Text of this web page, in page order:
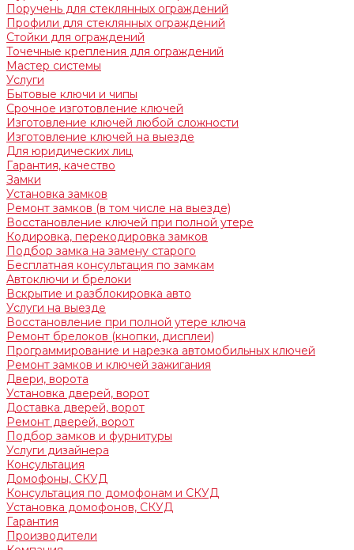
Поручень для стеклянных ограждений
Профили для стеклянных ограждений
Стойки для ограждений
Точечные крепления для ограждений
Мастер системы
Услуги
Бытовые ключи и чипы
Срочное изготовление ключей
Изготовление ключей любой сложности
Изготовление ключей на выезде
Для юридических лиц
Гарантия, качество
Замки
Установка замков
Ремонт замков (в том числе на выезде)
Восстановление ключей при полной утере
Кодировка, перекодировка замков
Подбор замка на замену старого
Бесплатная консультация по замкам
Автоключи и брелоки
Вскрытие и разблокировка авто
Услуги на выезде
Восстановление при полной утере ключа
Ремонт брелоков (кнопки, дисплеи)
Программирование и нарезка автомобильных ключей
Ремонт замков и ключей зажигания
Двери, ворота
Установка дверей, ворот
Доставка дверей, ворот
Ремонт дверей, ворот
Подбор замков и фурнитуры
Услуги дизайнера
Консультация
Домофоны, СКУД
Консультация по домофонам и СКУД
Установка домофонов, СКУД
Гарантия
Производители